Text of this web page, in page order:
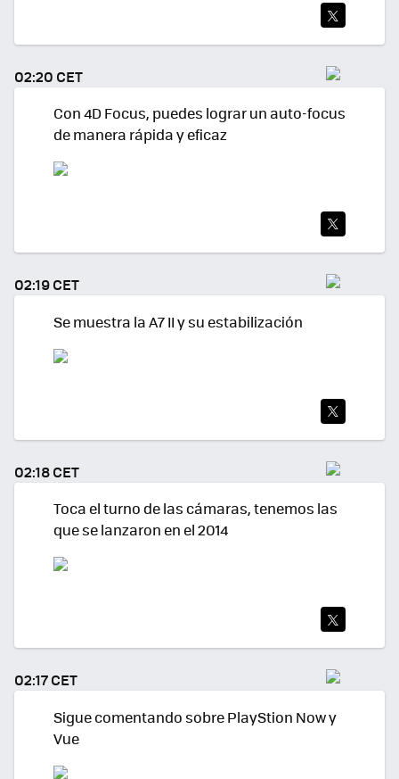
TEA
R
02:20 CET
Con 4D Focus, puedes lograr un auto-focus
de manera rápida y eficaz
TWI
TEA
R
02:19 CET
Se muestra la A7 II y su estabilización
TEA
R
02:18 CET
Toca el turno de las cámaras, tenemos las
que se lanzaron en el 2014
TWI
TEA
R
02:17 CET
Sigue comentando sobre PlayStion Now y
Vue